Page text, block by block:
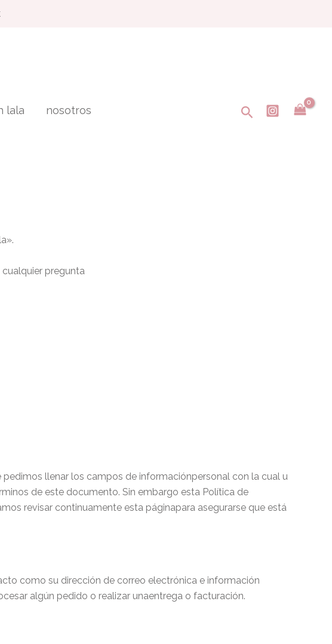
lala nosotros Buscar
pregunta
llenar los campos de informaciónpersonal con la cual u
de este documento. Sin embargo esta Política de
revisar continuamente esta páginapara asegurarse que está
como su dirección de correo electrónica e información
algún pedido o realizar unaentrega o facturación.